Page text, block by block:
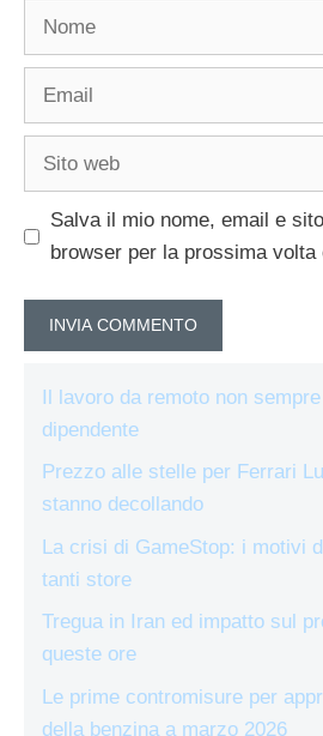
Nome
Email
Sito
Salva il mio nome, email e
browser per la prossima volta
Il lavoro da remoto non
dipendente
Prezzo alle stelle per Ferrari
stanno decollando
La crisi di GameStop: i motivi
tanti store
Tregua in Iran ed impatto sul
queste ore
Le prime contromisure per
della benzina a marzo 2026